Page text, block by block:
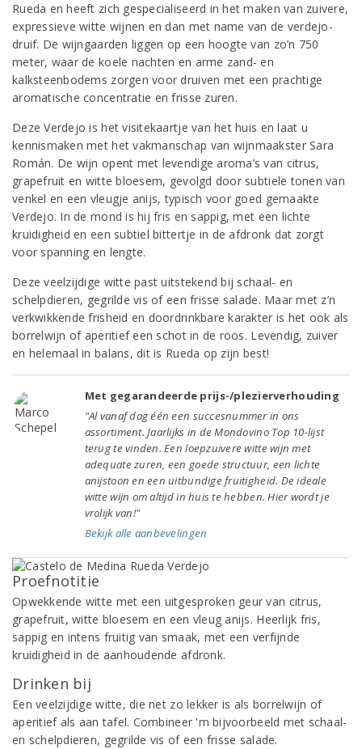
Rueda en heeft zich gespecialiseerd in het maken van zuivere,
expressieve witte wijnen en dan met name van de verdejo-
druif. De wijngaarden liggen op een hoogte van zo’n 750
meter, waar de koele nachten en arme zand- en
kalksteenbodems zorgen voor druiven met een prachtige
aromatische concentratie en frisse zuren.
Deze Verdejo is het visitekaartje van het huis en laat u
kennismaken met het vakmanschap van wijnmaakster Sara
Román. De wijn opent met levendige aroma’s van citrus,
grapefruit en witte bloesem, gevolgd door subtiele tonen van
venkel en een vleugje anijs, typisch voor goed gemaakte
Verdejo. In de mond is hij fris en sappig, met een lichte
kruidigheid en een subtiel bittertje in de afdronk dat zorgt
voor spanning en lengte.
Deze veelzijdige witte past uitstekend bij schaal- en
schelpdieren, gegrilde vis of een frisse salade. Maar met z’n
verkwikkende frisheid en doordrinkbare karakter is het ook als
borrelwijn of aperitief een schot in de roos. Levendig, zuiver
en helemaal in balans, dit is Rueda op zijn best!
Met gegarandeerde prijs-/plezierverhouding
"Al vanaf dag één een succesnummer in ons
assortiment. Jaarlijks in de Mondovino Top 10-lijst
terug te vinden. Een loepzuivere witte wijn met
adequate zuren, een goede structuur, een lichte
anijstoon en een uitbundige fruitigheid. De ideale
witte wijn om altijd in huis te hebben. Hier wordt je
vrolijk van!"
Bekijk alle aanbevelingen
Proefnotitie
Opwekkende witte met een uitgesproken geur van citrus,
grapefruit, witte bloesem en een vleug anijs. Heerlijk fris,
sappig en intens fruitig van smaak, met een verfijnde
kruidigheid in de aanhoudende afdronk.
Drinken bij
Een veelzijdige witte, die net zo lekker is als borrelwijn of
aperitief als aan tafel. Combineer 'm bijvoorbeeld met schaal-
en schelpdieren, gegrilde vis of een frisse salade.